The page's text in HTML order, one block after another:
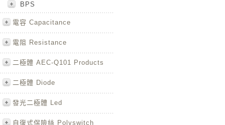
BPS
電容 Capacitance
電阻 Resistance
二極體 AEC-Q101 Products
二極體 Diode
發光二極體 Led
自復式保險絲 Polyswitch